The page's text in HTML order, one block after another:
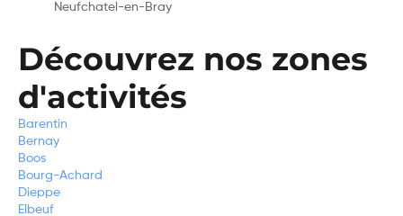
Neufchatel-en-Bray
Découvrez nos zones
d'activités
Barentin
Bernay
Boos
Bourg-Achard
Dieppe
Elbeuf